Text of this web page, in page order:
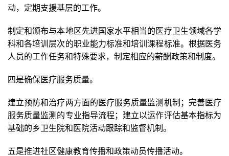
动，定期支援基层的工作。
制定和颁布与本地区先进国家水平相当的医疗卫生领域各学
科和各培训层次的职业能力标准和培训课程标准。根据医务
人员的工作任务和特殊要求，制定相应的薪酬政策和制度。
四是确保医疗服务质量。
建立预防和治疗两方面的医疗服务质量监测机制；完善医疗
服务质量监测的专业指导流程；建立以运作评估基本指标为
基础的乡卫生院和医院活动跟踪和监督机制。
五是推进社区健康教育传播和政策动员传播活动。